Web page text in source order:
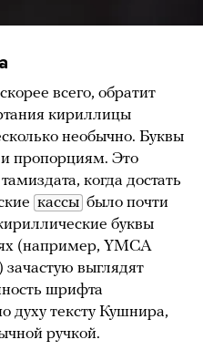
всего, обратит
кириллицы
необычно. Буквы
пропорциям. Это
когда достать
кассы было почти
буквы
(например, YMCA
выглядят
шрифта
духу тексту Кушнира,
ручкой.